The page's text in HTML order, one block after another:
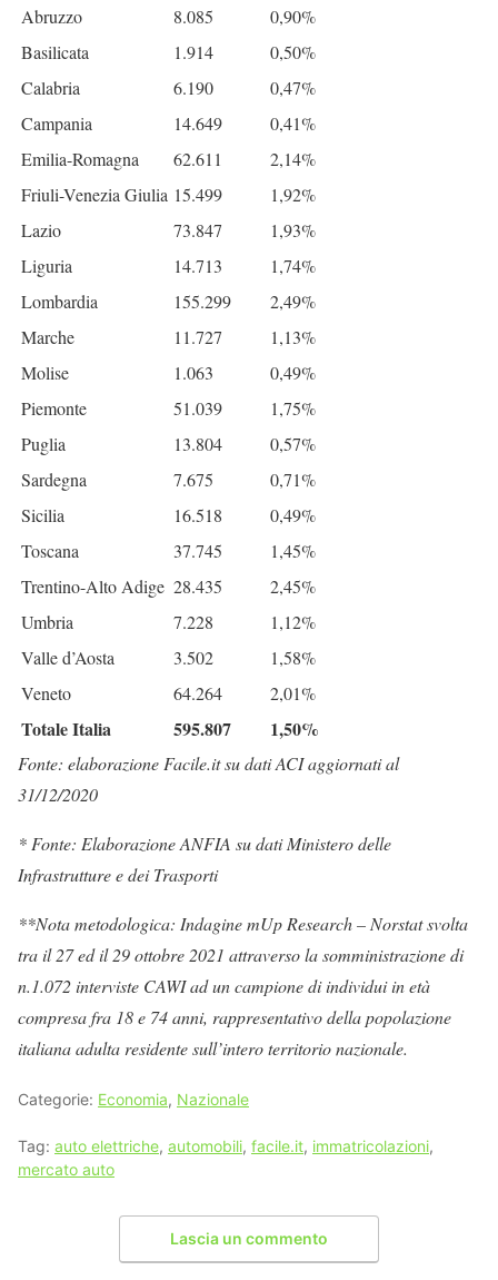
Abruzzo 8.085
0,90%
Basilicata
1.914
0,50%
Calabria
6.190
0,47%
Campania
14.649
0,41%
Emilia-Romagna
62.611
2,14%
Friuli-Venezia Giulia 15.499
1,92%
Lazio
73.847
1,93%
Liguria
14.713
1,74%
Lombardia
155.299
2,49%
Marche
11.727
1,13%
Molise
1.063
0,49%
Piemonte
51.039
1,75%
Puglia
13.804
0,57%
Sardegna
7.675
0,71%
Sicilia
16.518
0,49%
Toscana
37.745
1,45%
Trentino-Alto Adige 28.435
2,45%
Umbria
7.228
1,12%
Valle d’Aosta
3.502
1,58%
Veneto
64.264 2,01%
Totale Italia 595.807 1,50%
Fonte: elaborazione Facile.it su dati ACI aggiornati al
31/12/2020
* Fonte: Elaborazione ANFIA su dati Ministero delle
Infrastrutture e dei Trasporti
**Nota metodologica: Indagine mUp Research – Norstat svolta
tra il 27 ed il 29 ottobre 2021 attraverso la somministrazione di
n.1.072 interviste CAWI ad un campione di individui in età
compresa fra 18 e 74 anni, rappresentativo della popolazione
italiana adulta residente sull’intero territorio nazionale.
Categorie: Economia, Nazionale
Tag: auto elettriche, automobili, facile.it, immatricolazioni,
mercato auto
Lascia un commento